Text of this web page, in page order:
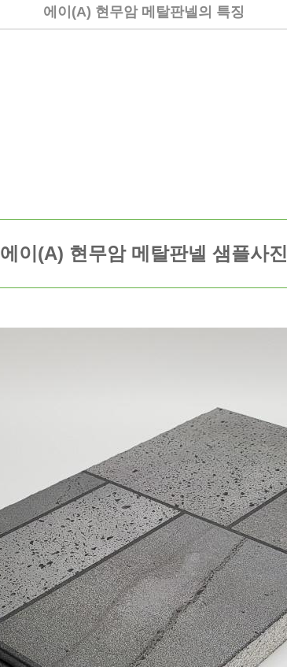
에이(A) 현무암 메탈판넬의 특징
에이(A) 현무암 메탈판넬 샘플사진